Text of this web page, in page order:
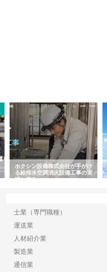
ホクシン設備株式会社が手がけ
る給排水空調消火設備工事の実
績と強み
士業（専門職種）
運送業
人材紹介業
製造業
通信業